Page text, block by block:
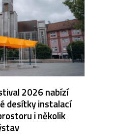
2026 nabízí
desítky instalací
i několik